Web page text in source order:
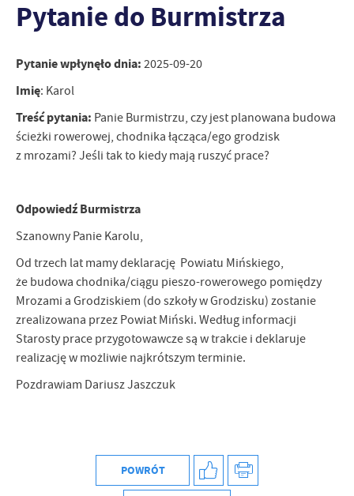
Pytanie do Burmistrza
Pytanie wpłynęło dnia: 2025-09-20
Imię: Karol
Treść pytania: Panie Burmistrzu, czy jest planowana budowa
ścieżki rowerowej, chodnika łącząca/ego grodzisk
z mrozami? Jeśli tak to kiedy mają ruszyć prace?
Odpowiedź Burmistrza
Szanowny Panie Karolu,
Od trzech lat mamy deklarację Powiatu Mińskiego,
że budowa chodnika/ciągu pieszo-rowerowego pomiędzy
Mrozami a Grodziskiem (do szkoły w Grodzisku) zostanie
zrealizowana przez Powiat Miński. Według informacji
Starosty prace przygotowawcze są w trakcie i deklaruje
realizację w możliwie najkrótszym terminie.
Pozdrawiam Dariusz Jaszczuk
POWRÓT
personalizację określonych funkcjonalności czy prezentowanych
treści.
korzystania z funkcjonalności naszej strony poprzez dopasowanie
funkcjonalne i personalizacyjne pliki cookies gwarantuje
dostępność większej ilości funkcji na stronie.
Analityczne
Analityczne pliki cookies pomagają nam rozwijać się i
dostosowywać do Twoich potrzeb.
Cookies analityczne pozwalają na uzyskanie informacji w zakresie
ocenę naszych serwisów internetowych pod względem ich
przetwarzane w formie zanonimizowanej. Wyrażenie zgody na
analityczne pliki cookies gwarantuje dostępność wszystkich
Reklamowe
Dzięki reklamowym plikom cookies prezentujemy Ci najciekawsze
informacje i aktualności na stronach naszych partnerów.
Promocyjne pliki cookies służą do prezentowania Ci naszych
komunikatów na podstawie analizy Twoich upodobań oraz Twoich
zwyczajów dotyczących przeglądanej witryny internetowej. Treści
promocyjne mogą pojawić się na stronach podmiotów trzecich lub
firm będących naszymi partnerami oraz innych dostawców usług.
Firmy te działają w charakterze pośredników prezentujących nasze
społecznościowych.
Więcej